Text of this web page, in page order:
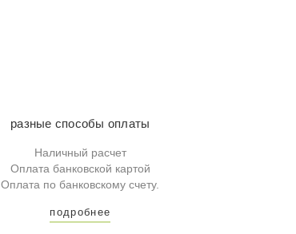
разные способы оплаты
Наличный расчет
Оплата банковской картой
Оплата по банковскому счету.
подробнее